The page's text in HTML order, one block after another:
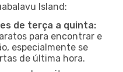
Island:
de terça a quinta:
para encontrar e
especialmente se
de última hora.